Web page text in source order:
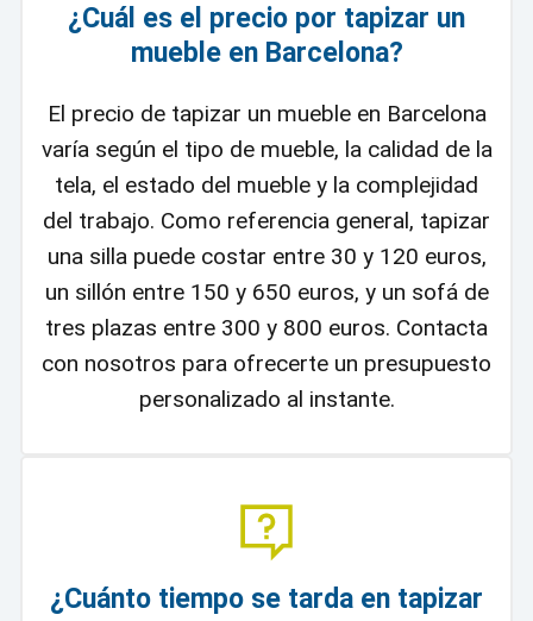
¿Cuál es el precio por tapizar un
mueble en Barcelona?
El precio de tapizar un mueble en Barcelona
varía según el tipo de mueble, la calidad de la
tela, el estado del mueble y la complejidad
del trabajo. Como referencia general, tapizar
una silla puede costar entre 30 y 120 euros,
un sillón entre 150 y 650 euros, y un sofá de
tres plazas entre 300 y 800 euros. Contacta
con nosotros para ofrecerte un presupuesto
personalizado al instante.
¿Cuánto tiempo se tarda en tapizar